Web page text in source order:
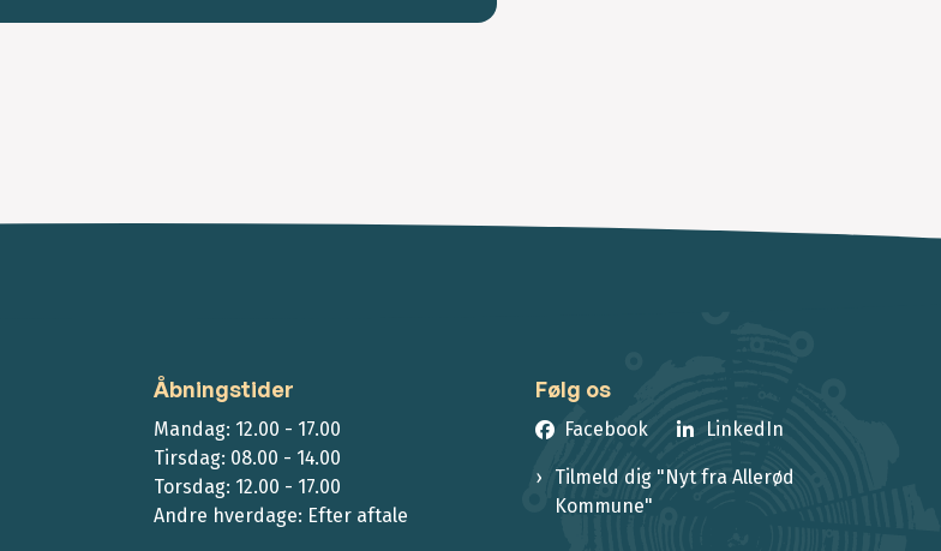
Åbningstider
Mandag: 12.00 - 17.00
Tirsdag: 08.00 - 14.00
Torsdag: 12.00 - 17.00
Andre hverdage: Efter aftale
Følg os
Facebook LinkedIn
Tilmeld dig "Nyt fra Allerød
Kommune"